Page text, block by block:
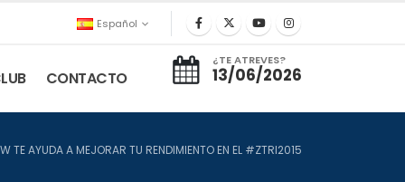
Español
CONTACTO
¿TE ATREVES?
13/06/2026
TE AYUDA A MEJORAR TU RENDIMIENTO EN EL #ZTRI2015